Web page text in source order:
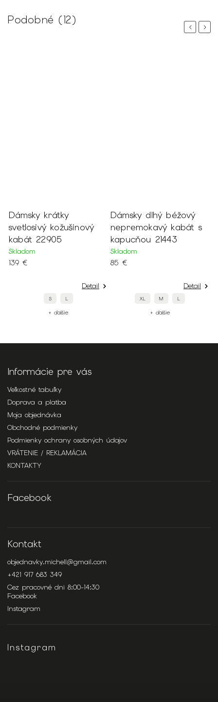
Podobné (12)
Previous
Dámsky krátky
svetlosivý kožušinový
kabát 22905
Skladom
139 €
Detail
S L
+ ďalšie
Dámsky dlhý béžový
nepremokavý kabát s
kapucňou 21443
Skladom
85 €
Detail
XL M L
+ ďalšie
Next
Informácie pre vás
Veľkostné tabuľky
Doprava a platba
Moja objednávka
Obchodné podmienky
Podmienky ochrany osobných údajov
VRÁTENIE / REKLAMÁCIA
KONTAKTY
Facebook
Kontakt
objednavky.michell@gmail.com
+421 917 683 349
Cez pracovné dni 8:00-14:30
Facebook
Instagram
Instagram